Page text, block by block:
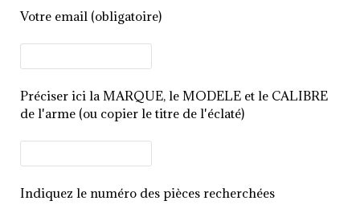
Votre email (obligatoire)
Préciser ici la MARQUE, le MODELE et le CALIBRE
de l'arme (ou copier le titre de l'éclaté)
Indiquez le numéro des pièces recherchées